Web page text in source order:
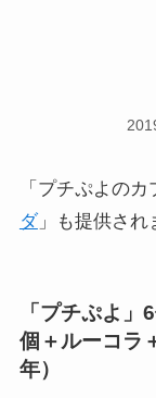
「プチぷよの
ダ」も提供され
「プチぷよ
個＋ルーコラ
年）